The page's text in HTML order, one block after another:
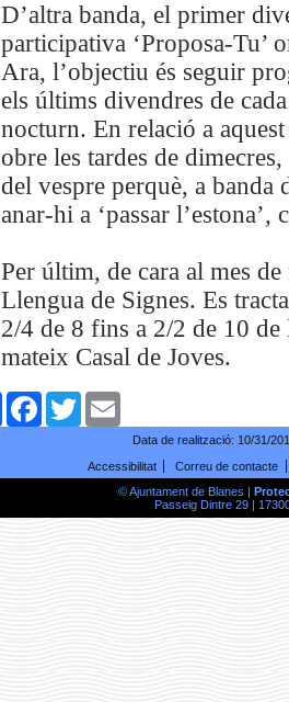
D’altra banda, el primer
participativa ‘Proposa-Tu’
Ara, l’objectiu és seguir
els últims divendres de
nocturn. En relació a
obre les tardes de
del vespre perquè, a
anar-hi a ‘passar
Per últim, de cara al mes
Llengua de Signes. Es
2/4 de 8 fins a 2/2 de 10
mateix Casal de Joves.
ComparteixFacebookTwitter
Data de realització: 10/31/
Accessibilitat
Correu de contacte
© Ajuntament de Blanes |
Passeig Dintre 29 |